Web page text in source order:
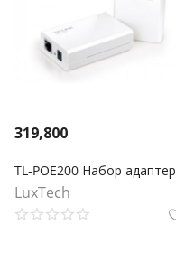
319,800
LuxTech